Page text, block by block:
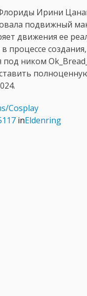
Ирини
подвижный
движения ее
процессе
под ником
Cosplay
inEldenring